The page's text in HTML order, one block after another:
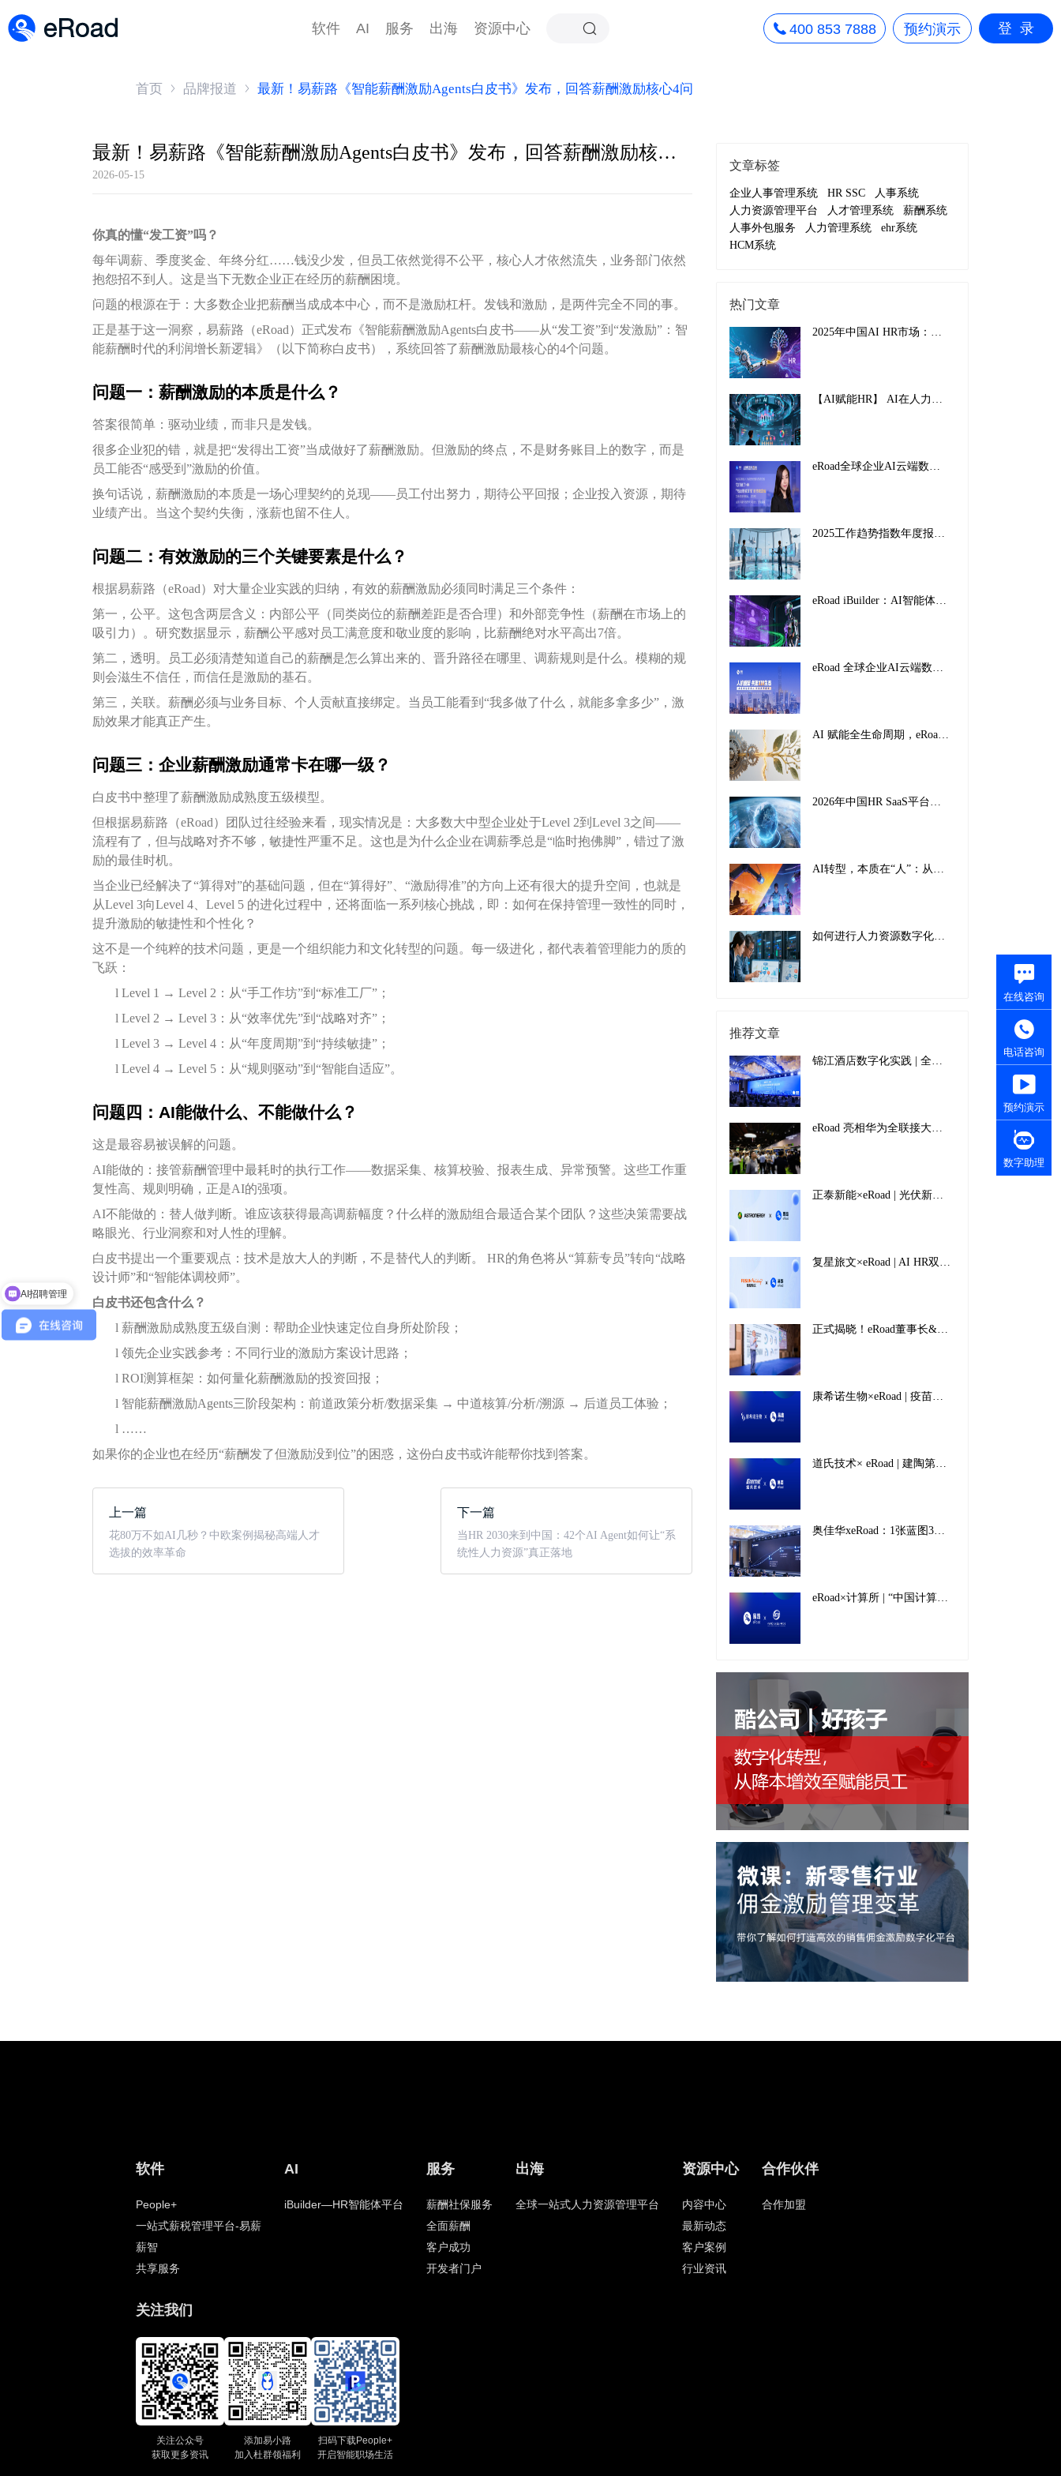
软件 AI 服务 出海 资源中心 400 853 7888 预约演示 登录
首页 品牌报道 最新！易薪路《智能薪酬激励Agents白皮书》发布，回答薪酬激励核心4问
最新！易薪路《智能薪酬激励Agents白皮书》发布，回答薪酬激励核心4问
2026-05-15
你真的懂“发工资”吗？
每年调薪、季度奖金、年终分红……钱没少发，但员工依然觉得不公平，核心人才依然流失，业务部门依然
抱怨招不到人。这是当下无数企业正在经历的薪酬困境。
问题的根源在于：大多数企业把薪酬当成成本中心，而不是激励杠杆。发钱和激励，是两件完全不同的事。
正是基于这一洞察，易薪路（eRoad）正式发布《智能薪酬激励Agents白皮书——从“发工资”到“发激励”：智
能薪酬时代的利润增长新逻辑》（以下简称白皮书），系统回答了薪酬激励最核心的4个问题。
问题一：薪酬激励的本质是什么？
答案很简单：驱动业绩，而非只是发钱。
很多企业犯的错，就是把“发得出工资”当成做好了薪酬激励。但激励的终点，不是财务账目上的数字，而是
员工能否“感受到”激励的价值。
换句话说，薪酬激励的本质是一场心理契约的兑现——员工付出努力，期待公平回报；企业投入资源，期待
业绩产出。当这个契约失衡，涨薪也留不住人。
问题二：有效激励的三个关键要素是什么？
根据易薪路（eRoad）对大量企业实践的归纳，有效的薪酬激励必须同时满足三个条件：
第一，公平。这包含两层含义：内部公平（同类岗位的薪酬差距是否合理）和外部竞争性（薪酬在市场上的
吸引力）。研究数据显示，薪酬公平感对员工满意度和敬业度的影响，比薪酬绝对水平高出7倍。
第二，透明。员工必须清楚知道自己的薪酬是怎么算出来的、晋升路径在哪里、调薪规则是什么。模糊的规
则会滋生不信任，而信任是激励的基石。
第三，关联。薪酬必须与业务目标、个人贡献直接绑定。当员工能看到“我多做了什么，就能多拿多少”，激
励效果才能真正产生。
问题三：企业薪酬激励通常卡在哪一级？
白皮书中整理了薪酬激励成熟度五级模型。
但根据易薪路（eRoad）团队过往经验来看，现实情况是：大多数大中型企业处于Level 2到Level 3之间——
流程有了，但与战略对齐不够，敏捷性严重不足。这也是为什么企业在调薪季总是“临时抱佛脚”，错过了激
励的最佳时机。
当企业已经解决了“算得对”的基础问题，但在“算得好”、“激励得准”的方向上还有很大的提升空间，也就是
从Level 3向Level 4、Level 5 的进化过程中，还将面临一系列核心挑战，即：如何在保持管理一致性的同时，
提升激励的敏捷性和个性化？
这不是一个纯粹的技术问题，更是一个组织能力和文化转型的问题。每一级进化，都代表着管理能力的质的
飞跃：
l Level 1 → Level 2：从“手工作坊”到“标准工厂”；
l Level 2 → Level 3：从“效率优先”到“战略对齐”；
l Level 3 → Level 4：从“年度周期”到“持续敏捷”；
l Level 4 → Level 5：从“规则驱动”到“智能自适应”。
问题四：AI能做什么、不能做什么？
这是最容易被误解的问题。
AI能做的：接管薪酬管理中最耗时的执行工作——数据采集、核算校验、报表生成、异常预警。这些工作重
复性高、规则明确，正是AI的强项。
AI不能做的：替人做判断。谁应该获得最高调薪幅度？什么样的激励组合最适合某个团队？这些决策需要战
略眼光、行业洞察和对人性的理解。
白皮书提出一个重要观点：技术是放大人的判断，不是替代人的判断。 HR的角色将从“算薪专员”转向“战略
设计师”和“智能体调校师”。
白皮书还包含什么？
l 薪酬激励成熟度五级自测：帮助企业快速定位自身所处阶段；
l 领先企业实践参考：不同行业的激励方案设计思路；
l ROI测算框架：如何量化薪酬激励的投资回报；
l 智能薪酬激励Agents三阶段架构：前道政策分析/数据采集 → 中道核算/分析/溯源 → 后道员工体验；
l ……
如果你的企业也在经历“薪酬发了但激励没到位”的困惑，这份白皮书或许能帮你找到答案。
上一篇
花80万不如AI几秒？中欧案例揭秘高端人才
选拔的效率革命
下一篇
当HR 2030来到中国：42个AI Agent如何让“系
统性人力资源”真正落地
文章标签
企业人事管理系统 HR SSC
人事系统
人力资源管理平台
人才管理系统
薪酬系统
人事外包服务
人力管理系统
ehr系统
HCM系统
热门文章
推荐文章
软件
People+
一站式薪税管理平台-易薪
薪智
共享服务
AI
iBuilder—HR智能体平台
服务
薪酬社保服务
全面薪酬
客户成功
开发者门户
出海
全球一站式人力资源管理平台
资源中心
内容中心
最新动态
客户案例
行业资讯
合作伙伴
合作加盟
关注我们
关注公众号
获取更多资讯
添加易小路
加入杜群领福利
扫码下载People+
开启智能职场生活
在线咨询
电话咨询
预约演示
数字助理
企业出海服务